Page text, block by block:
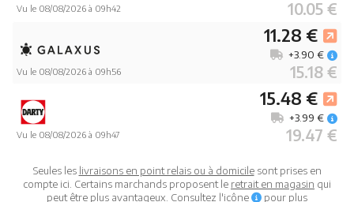
Vu le 08/08/2026 à 09h42 10.05 €
Vu le 08/08/2026 à 09h56
11.28 €
15.18 €
+3.90 €
Vu le 08/08/2026 à 09h47
15.48 €
19.47 €
+3.99 €
Seules les livraisons en point relais ou à domicilesont prises en
compte ici. Certains marchands proposent le retrait en magasin qui
peut être plus avantageux. Consultez l'icône
pour plus